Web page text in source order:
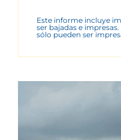
Este informe incluye
ser bajadas e
sólo pueden ser